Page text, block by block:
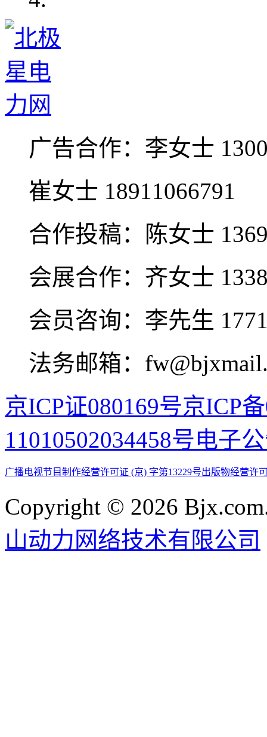
广告合作： 李女士
崔女士 18911066791
合作投稿：
陈女士
会展合作： 齐女士
会员咨询： 李先生
法务邮箱：
京ICP证080169号京ICP
11010502034458号电子
广播电视节目制作经营许可证 (京) 字第13229号出版物经营许
Copyright © 2026
山动力网络技术有限公司